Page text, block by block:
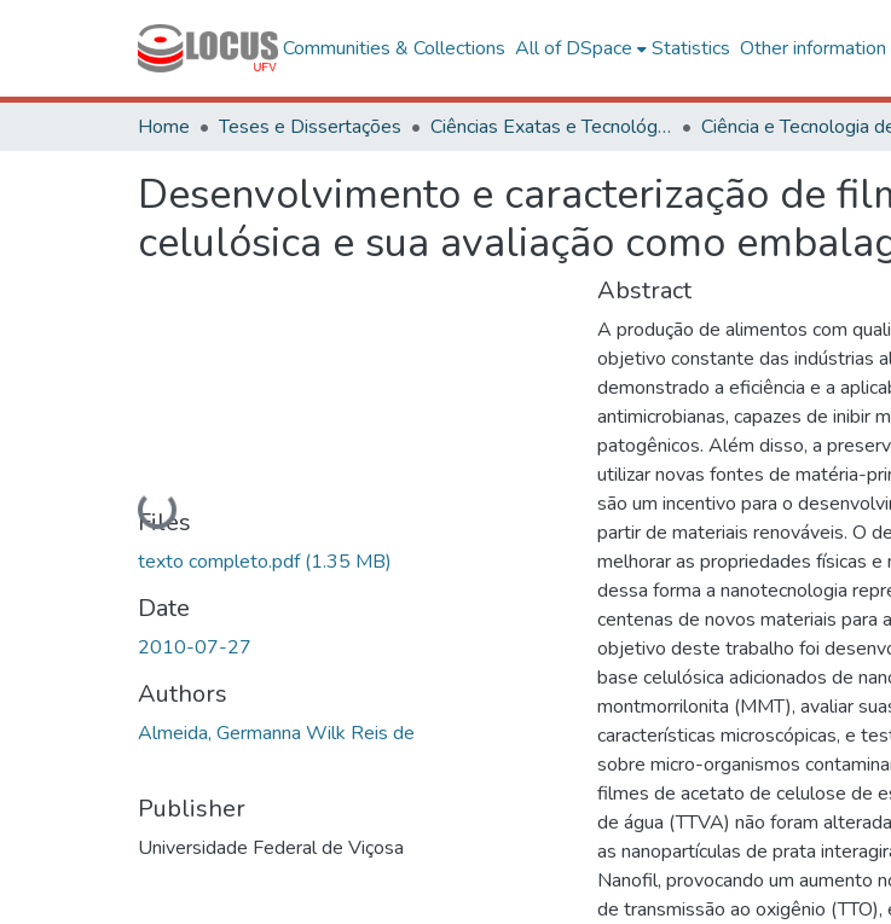
Communities & Collections All of DSpace Statistics Other information
Home Teses e Dissertações Ciências Exatas e Tecnológicas
Desenvolvimento e caracterização de
celulósica e sua avaliação como
Loading...
Files
texto completo.pdf(1.35 MB)
Date
2010-07-27
Authors
Almeida, Germanna Wilk Reis de
Publisher
Universidade Federal de Viçosa
Abstract
A produção de alimentos com
objetivo constante das indústrias
demonstrado a eficiência e a
antimicrobianas, capazes de inibir
patogênicos. Além disso, a
utilizar novas fontes de matéria-
são um incentivo para o
partir de materiais renováveis. O
melhorar as propriedades físicas
dessa forma a nanotecnologia
centenas de novos materiais para
objetivo deste trabalho foi
base celulósica adicionados de
montmorrilonita (MMT), avaliar
características microscópicas, e
sobre micro-organismos
filmes de acetato de celulose de
de água (TTVA) não foram
as nanopartículas de prata
Nanofil, provocando um aumento
de transmissão ao oxigênio